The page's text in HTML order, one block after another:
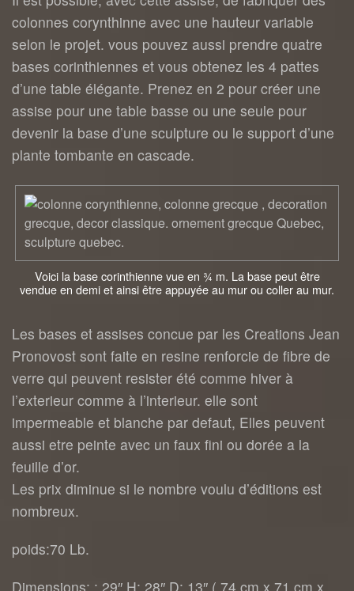
colonnes corynthinne avec une hauteur variable
selon le projet. vous pouvez aussi prendre quatre
bases corinthiennes et vous obtenez les 4 pattes
d’une table élégante. Prenez en 2 pour créer une
assise pour une table basse ou une seule pour
devenir la base d’une sculpture ou le support d’une
plante tombante en cascade.
Voici la base corinthienne vue en ¾ m. La base peut être
vendue en demi et ainsi être appuyée au mur ou coller au mur.
Les bases et assises concue par les Creations Jean
Pronovost sont faite en resine renforcie de fibre de
verre qui peuvent resister été comme hiver à
l’exterieur comme à l’interieur. elle sont
impermeable et blanche par defaut, Elles peuvent
aussi etre peinte avec un faux fini ou dorée a la
feuille d’or.
Les prix diminue si le nombre voulu d’éditions est
nombreux.
poids:70 Lb.
Dimensions: : 29″ H: 28″ D: 13″ ( 74 cm x 71 cm x